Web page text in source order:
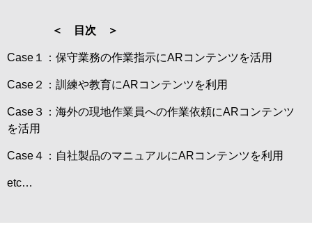
＜ 目次 ＞
Case１：保守業務の作業指示にARコンテンツを活用
Case２：訓練や教育にARコンテンツを利用
Case３：海外の現地作業員への作業依頼にARコンテンツ
を活用
Case４：自社製品のマニュアルにARコンテンツを利用
etc…